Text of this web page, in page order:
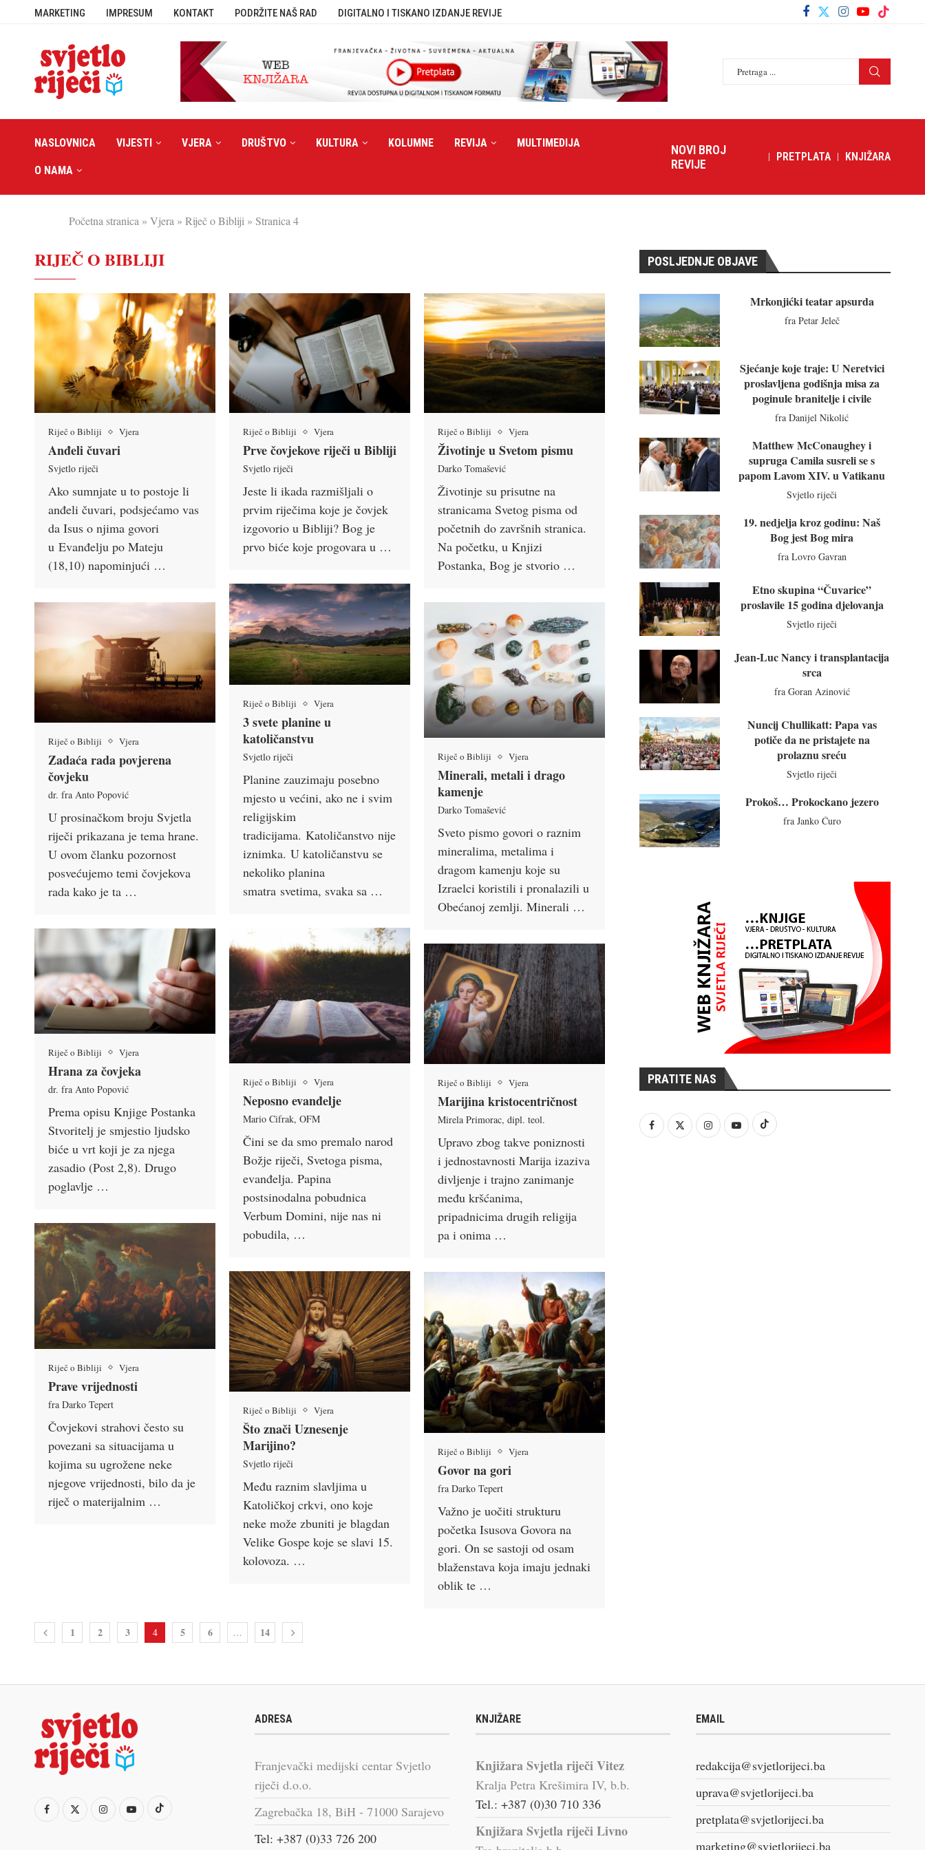
MARKETING IMPRESUM KONTAKT PODRŽITE NAŠ RAD DIGITALNO I TISKANO IZDANJE REVIJE
NASLOVNICA VIJESTI VJERA DRUŠTVO KULTURA KOLUMNE REVIJA MULTIMEDIJA
O NAMA
NOVI BROJ
REVIJE
PRETPLATA KNJIŽARA
Početna stranica » Vjera » Riječ o Bibliji » Stranica 4
RIJEČ O BIBLIJI
Riječ o Bibliji Vjera
Anđeli čuvari
Svjetlo riječi
Ako sumnjate u to postoje li
anđeli čuvari, podsjećamo vas
da Isus o njima govori
u Evanđelju po Mateju
(18,10) napominjući …
Riječ o Bibliji Vjera
Prve čovjekove riječi u Bibliji
Svjetlo riječi
Jeste li ikada razmišljali o
prvim riječima koje je čovjek
izgovorio u Bibliji? Bog je
prvo biće koje progovara u …
Riječ o Bibliji Vjera
Životinje u Svetom pismu
Darko Tomašević
Životinje su prisutne na
stranicama Svetog pisma od
početnih do završnih stranica.
Na početku, u Knjizi
Postanka, Bog je stvorio …
Riječ o Bibliji Vjera
3 svete planine u
katoličanstvu
Svjetlo riječi
Planine zauzimaju posebno
mjesto u većini, ako ne i svim
religijskim
tradicijama. Katoličanstvo nije
iznimka. U katoličanstvu se
nekoliko planina
smatra svetima, svaka sa …
Riječ o Bibliji Vjera
Zadaća rada povjerena
čovjeku
dr. fra Anto Popović
U prosinačkom broju Svjetla
riječi prikazana je tema hrane.
U ovom članku pozornost
posvećujemo temi čovjekova
rada kako je ta …
Riječ o Bibliji Vjera
Minerali, metali i drago
kamenje
Darko Tomašević
Sveto pismo govori o raznim
mineralima, metalima i
dragom kamenju koje su
Izraelci koristili i pronalazili u
Obećanoj zemlji. Minerali …
Riječ o Bibliji Vjera
Neposno evanđelje
Mario Cifrak, OFM
Čini se da smo premalo narod
Božje riječi, Svetoga pisma,
evanđelja. Papina
postsinodalna pobudnica
Verbum Domini, nije nas ni
pobudila, …
Riječ o Bibliji Vjera
Hrana za čovjeka
dr. fra Anto Popović
Prema opisu Knjige Postanka
Stvoritelj je smjestio ljudsko
biće u vrt koji je za njega
zasadio (Post 2,8). Drugo
poglavlje …
Riječ o Bibliji Vjera
Marijina kristocentričnost
Mirela Primorac, dipl. teol.
Upravo zbog takve poniznosti
i jednostavnosti Marija izaziva
divljenje i trajno zanimanje
među krš­ćanima,
pripadnicima drugih religija
pa i onima …
Riječ o Bibliji Vjera
Prave vrijednosti
fra Darko Tepert
Čovjekovi strahovi često su
povezani sa situacijama u
kojima su ugrožene neke
njegove vrijednosti, bilo da je
riječ o materijalnim …
Riječ o Bibliji Vjera
Što znači Uznesenje
Marijino?
Svjetlo riječi
Među raznim slavljima u
Katoličkoj crkvi, ono koje
neke može zbuniti je blagdan
Velike Gospe koje se slavi 15.
kolovoza. …
Riječ o Bibliji Vjera
Govor na gori
fra Darko Tepert
Važno je uočiti strukturu
početka Isusova Govora na
gori. On se sastoji od osam
blaženstava koja imaju jednaki
oblik te …
1 2 3 4 5 6 … 14
POSLJEDNJE OBJAVE
Mrkonjićki teatar apsurda
fra Petar Jeleč
Sjećanje koje traje: U Neretvici
proslavljena godišnja misa za
poginule branitelje i civile
fra Danijel Nikolić
Matthew McConaughey i
supruga Camila susreli se s
papom Lavom XIV. u Vatikanu
Svjetlo riječi
19. nedjelja kroz godinu: Naš
Bog jest Bog mira
fra Lovro Gavran
Etno skupina “Čuvarice”
proslavile 15 godina djelovanja
Svjetlo riječi
Jean-Luc Nancy i transplantacija
srca
fra Goran Azinović
Nuncij Chullikatt: Papa vas
potiče da ne pristajete na
prolaznu sreću
Svjetlo riječi
Prokoš… Prokockano jezero
fra Janko Ćuro
PRATITE NAS
ADRESA
Franjevački medijski centar Svjetlo
riječi d.o.o.
Zagrebačka 18, BiH - 71000 Sarajevo
Tel: +387 (0)33 726 200
KNJIŽARE
Knjižara Svjetla riječi Vitez
Kralja Petra Krešimira IV, b.b.
Tel.: +387 (0)30 710 336
Knjižara Svjetla riječi Livno
EMAIL
redakcija@svjetlorijeci.ba
uprava@svjetlorijeci.ba
pretplata@svjetlorijeci.ba
marketing@svjetlorijeci.ba